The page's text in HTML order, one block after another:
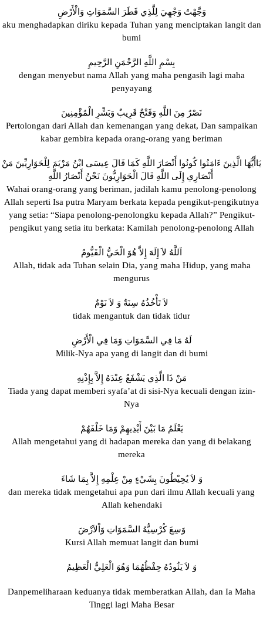
وَجَّهْتُ وَجْهِيَ لِلَّذِي فَطَرَ السَّمَوَاتِ وَالْأَرْضِ
aku menghadapkan diriku kepada Tuhan yang menciptakan langit dan
bumi
بِسْمِ اللَّهِ الرَّحْمَنِ الرَّحِيمِ
dengan menyebut nama Allah yang maha pengasih lagi maha
penyayang
نَصْرٌ مِنَ اللَّهِ وَفَتْحٌ قَرِيبٌ وَبَشِّرِ الْمُؤْمِنِينَ
Pertolongan dari Allah dan kemenangan yang dekat, Dan sampaikan
kabar gembira kepada orang-orang yang beriman
يَاأَيُّهَا الَّذِينَ ءَامَنُوا كُونُوا أَنْصَارَ اللَّهِ كَمَا قَالَ عِيسَى ابْنُ مَرْيَمَ لِلْحَوَارِيِّينَ مَنْ
Wahai orang-orang yang beriman, jadilah kamu penolong-penolong
Allah seperti Isa putra Maryam berkata kepada pengikut-pengikutnya
yang setia: “Siapa penolong-penolongku kepada Allah?” Pengikut-
pengikut yang setia itu berkata: Kamilah penolong-penolong Allah
اَللَّهُ لاَ إِلَهَ إِلاَّ هُوَ الْحَيُّ الْقَيُّومُ
Allah, tidak ada Tuhan selain Dia, yang maha Hidup, yang maha
mengurus
لاَ تَأْخُذُهُ سِنَةٌ وَ لاَ نَوْمٌ
tidak mengantuk dan tidak tidur
لَهُ مَا فِي السَّمَوَاتِ وَمَا فِي الْأَرْضِ
Milik-Nya apa yang di langit dan di bumi
مَنْ ذَا الَّذِي يَشْفَعُ عِنْدَهُ إِلاَّ بِإِذْنِهِ
Tiada yang dapat memberi syafa’at di sisi-Nya kecuali dengan izin-
Nya
يَعْلَمُ مَا بَيْنَ أَيْدِيهِمْ وَمَا خَلْفَهُمْ
Allah mengetahui yang di hadapan mereka dan yang di belakang
mereka
وَ لاَ يُحِيْطُونَ بِشَيْءٍ مِنْ عِلْمِهِ إِلاَّ بِمَا شَاءَ
dan mereka tidak mengetahui apa pun dari ilmu Allah kecuali yang
Allah kehendaki
وَسِعَ كُرْسِيُّهُ السَّمَوَاتِ وَاْلاَرْضَ
Kursi Allah memuat langit dan bumi
وَ لاَ يَئُودُهُ حِفْظُهُمَا وَهُوَ الْعَلِيُّ الْعَظِيمُ
Danpemeliharaan keduanya tidak memberatkan Allah, dan Ia Maha
Tinggi lagi Maha Besar